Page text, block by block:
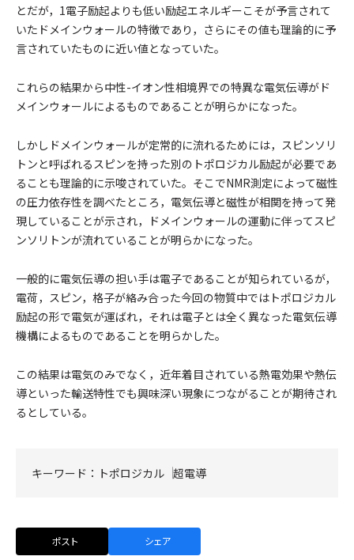
とだが，1電子励起よりも低い励起エネルギーこそが予言されて
いたドメインウォールの特徴であり，さらにその値も理論的に予
言されていたものに近い値となっていた。
これらの結果から中性-イオン性相境界での特異な電気伝導がド
メインウォールによるものであることが明らかになった。
しかしドメインウォールが定常的に流れるためには，スピンソリ
トンと呼ばれるスピンを持った別のトポロジカル励起が必要であ
ることも理論的に示唆されていた。そこでNMR測定によって磁性
の圧力依存性を調べたところ，電気伝導と磁性が相関を持って発
現していることが示され，ドメインウォールの運動に伴ってスピ
ンソリトンが流れていることが明らかになった。
一般的に電気伝導の担い手は電子であることが知られているが，
電荷，スピン，格子が絡み合った今回の物質中ではトポロジカル
励起の形で電気が運ばれ，それは電子とは全く異なった電気伝導
機構によるものであることを明らかした。
この結果は電気のみでなく，近年着目されている熱電効果や熱伝
導といった輸送特性でも興味深い現象につながることが期待され
るとしている。
キーワード： トポロジカル 超電導
ポスト シェア